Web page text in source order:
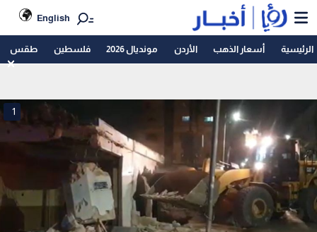
English
الرئيسية أسعار الذهب الأردن مونديال 2026 فلسطين طقس
1